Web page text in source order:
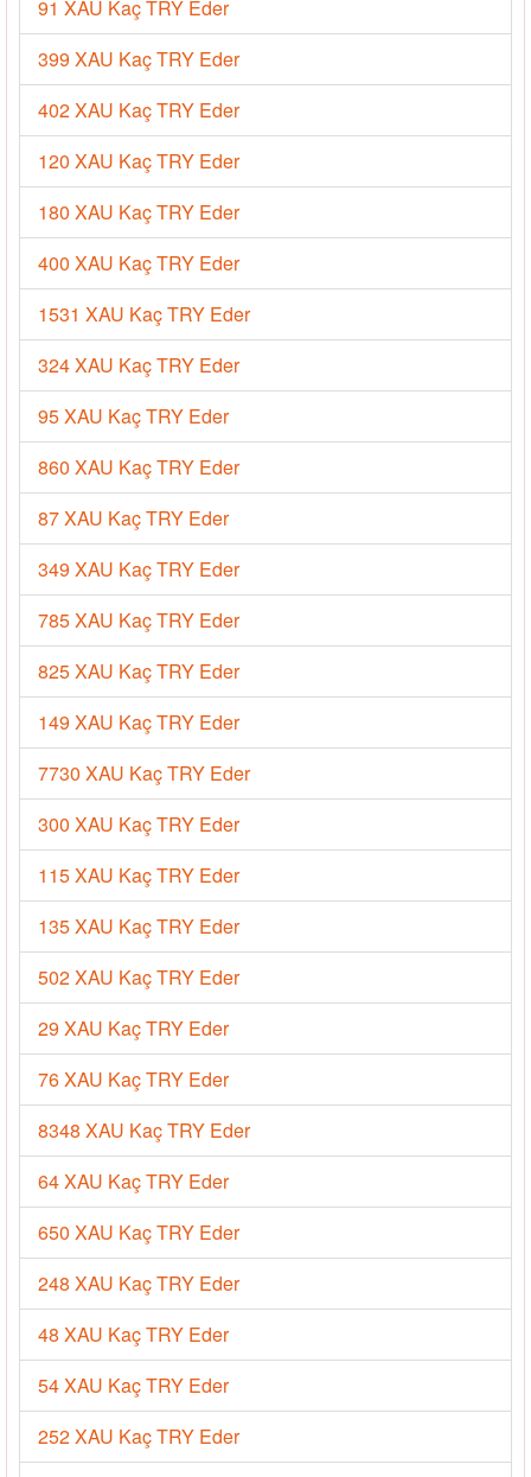
91 XAU Kaç TRY Eder
399 XAU Kaç TRY Eder
402 XAU Kaç TRY Eder
120 XAU Kaç TRY Eder
180 XAU Kaç TRY Eder
400 XAU Kaç TRY Eder
1531 XAU Kaç TRY Eder
324 XAU Kaç TRY Eder
95 XAU Kaç TRY Eder
860 XAU Kaç TRY Eder
87 XAU Kaç TRY Eder
349 XAU Kaç TRY Eder
785 XAU Kaç TRY Eder
825 XAU Kaç TRY Eder
149 XAU Kaç TRY Eder
7730 XAU Kaç TRY Eder
300 XAU Kaç TRY Eder
115 XAU Kaç TRY Eder
135 XAU Kaç TRY Eder
502 XAU Kaç TRY Eder
29 XAU Kaç TRY Eder
76 XAU Kaç TRY Eder
8348 XAU Kaç TRY Eder
64 XAU Kaç TRY Eder
650 XAU Kaç TRY Eder
248 XAU Kaç TRY Eder
48 XAU Kaç TRY Eder
54 XAU Kaç TRY Eder
252 XAU Kaç TRY Eder